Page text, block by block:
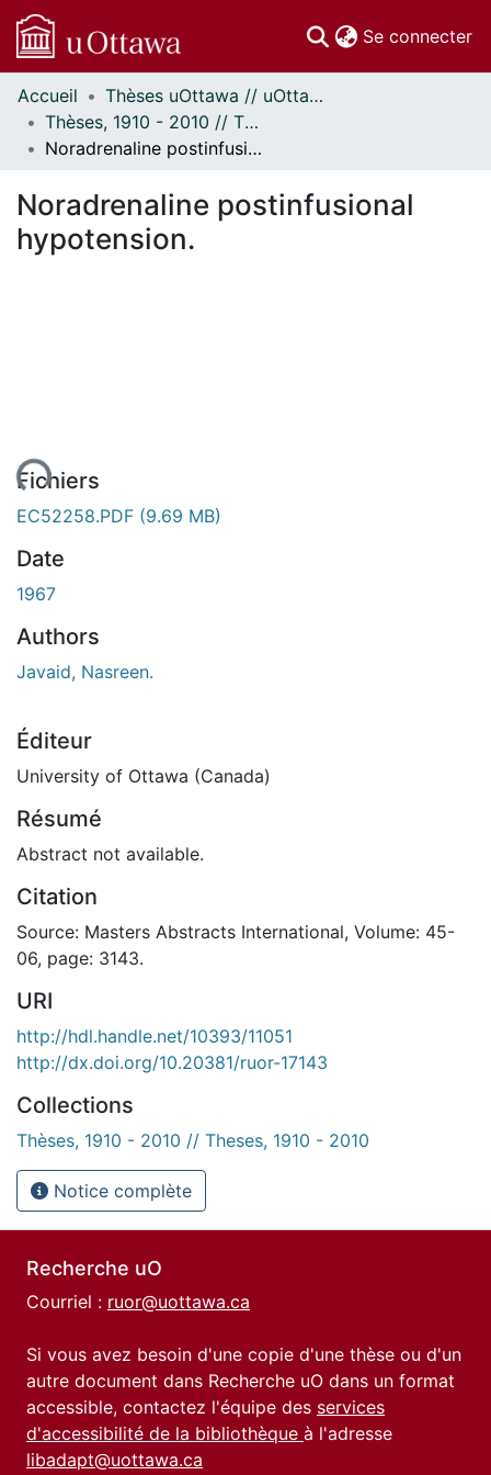
Se connecter
Communautés
et collections
Parcourir
À propos
Accueil
Thèses uOttawa // uOttawa Theses
Thèses, 1910 - 2010 // Theses, 1910 - 2010
Noradrenaline postinfusional hypotension.
Noradrenaline postinfusional
hypotension.
Fichiers
EC52258.PDF (9.69 MB)
Date
1967
Authors
Javaid, Nasreen.
Éditeur
University of Ottawa (Canada)
Résumé
Abstract not available.
Citation
Source: Masters Abstracts International, Volume: 45-
06, page: 3143.
URI
http://hdl.handle.net/10393/11051
http://dx.doi.org/10.20381/ruor-17143
Collections
Thèses, 1910 - 2010 // Theses, 1910 - 2010
Notice complète
Recherche uO
Courriel : ruor@uottawa.ca
Si vous avez besoin d'une copie d'une thèse ou d'un
autre document dans Recherche uO dans un format
accessible, contactez l'équipe des services
d'accessibilité de la bibliothèque à l'adresse
libadapt@uottawa.ca